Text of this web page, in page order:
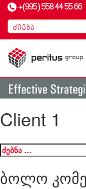
+(995) 558 44 55 66
Client 1
პოსტის
ნავიგაცია
ძებნა:
ბოლო